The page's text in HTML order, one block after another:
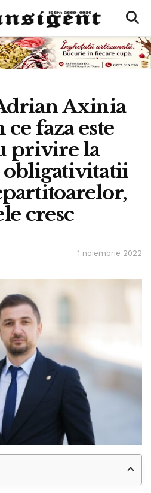
Axinia
ce faza este
privire la
obligativitatii
cresc
1 noiembrie 2022